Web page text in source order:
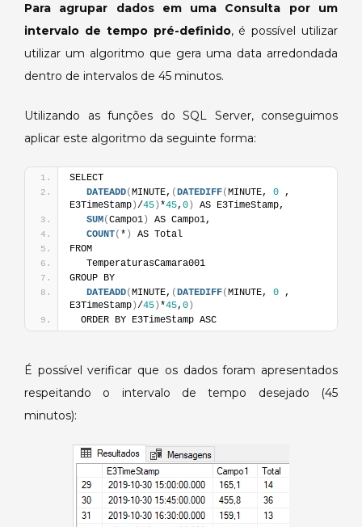
Para agrupar dados em uma Consulta por um
intervalo de tempo pré-definido, é possível utilizar
utilizar um algoritmo que gera uma data arredondada
dentro de intervalos de 45 minutos.
Utilizando as funções do SQL Server, conseguimos
aplicar este algoritmo da seguinte forma:
SELECT
DATEADD(MINUTE, (DATEDIFF(MINUTE, 0 ,
E3TimeStamp )/45 ) *45, 0 )
AS E3TimeStamp,
SUM(Campo1 )
AS Campo1,
COUNT( * )
AS Total
FROM
   TemperaturasCamara001
GROUP BY
DATEADD(MINUTE, (DATEDIFF(MINUTE, 0 ,
E3TimeStamp )/45 ) *45, 0 )
  ORDER BY E3TimeStamp ASC
É possível verificar que os dados foram apresentados
respeitando o intervalo de tempo desejado (45
minutos):